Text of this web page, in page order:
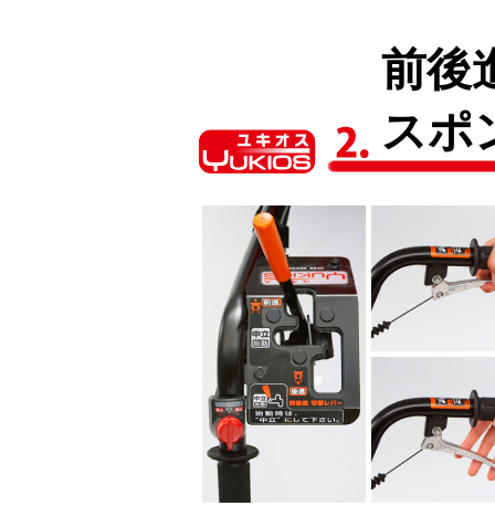
前後
スポ